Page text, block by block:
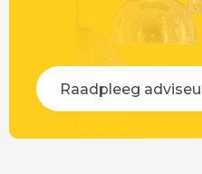
Raadpleeg